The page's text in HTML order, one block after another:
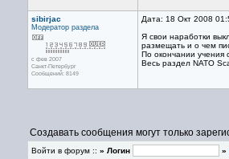
sibirjac
Модератор раздела
с фев 2007
Санкт-Петербург
Сообщений: 8149
Дата: 18 Окт 2008
Я свои наработки
размещать и о чем
По окончании учения
Весь раздел NATO
Создавать сообщения могут только
Войти в форум :: » Логин »